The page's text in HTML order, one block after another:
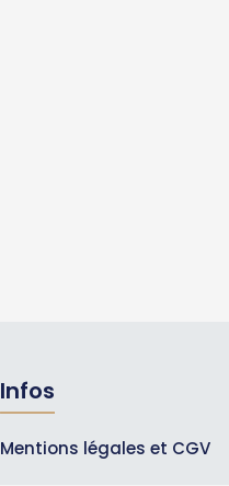
Infos
Mentions légales et CGV